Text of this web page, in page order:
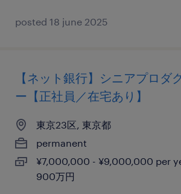
posted 18 june 2025
【ネット銀行】シニアプロダ
ー【正社員／在宅あり】
東京23区, 東京都
permanent
¥7,000,000 - ¥9,000,000 per
900万円